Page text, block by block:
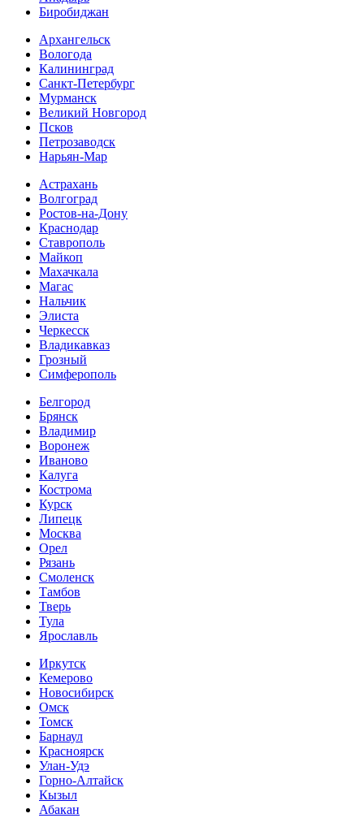
Биробиджан
Архангельск
Вологода
Калининград
Санкт-Петербург
Мурманск
Великий Новгород
Псков
Петрозаводск
Нарьян-Мар
Астрахань
Волгоград
Ростов-на-Дону
Краснодар
Ставрополь
Майкоп
Махачкала
Магас
Нальчик
Элиста
Черкесск
Владикавказ
Грозный
Симферополь
Белгород
Брянск
Владимир
Воронеж
Иваново
Калуга
Кострома
Курск
Липецк
Москва
Орел
Рязань
Смоленск
Тамбов
Тверь
Тула
Ярославль
Иркутск
Кемерово
Новосибирск
Омск
Томск
Барнаул
Красноярск
Улан-Удэ
Горно-Алтайск
Кызыл
Абакан